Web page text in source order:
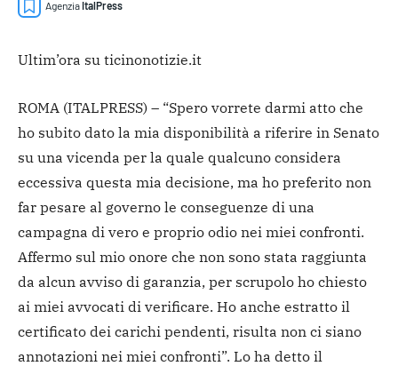
AgenziaItalPress
Ultim’ora su ticinonotizie.it
ROMA (ITALPRESS) – “Spero vorrete darmi atto che
ho subito dato la mia disponibilità a riferire in Senato
su una vicenda per la quale qualcuno considera
eccessiva questa mia decisione, ma ho preferito non
far pesare al governo le conseguenze di una
campagna di vero e proprio odio nei miei confronti.
Affermo sul mio onore che non sono stata raggiunta
da alcun avviso di garanzia, per scrupolo ho chiesto
ai miei avvocati di verificare. Ho anche estratto il
certificato dei carichi pendenti, risulta non ci siano
annotazioni nei miei confronti”. Lo ha detto il